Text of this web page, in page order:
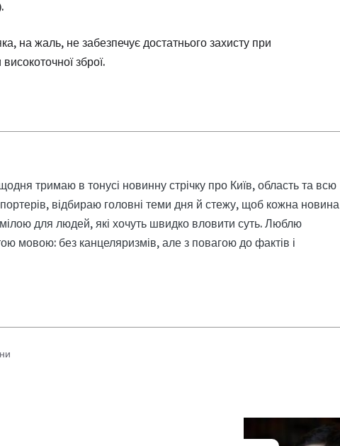
на жаль, не забезпечує достатнього захисту при
зброї.
тримаю в тонусі новинну стрічку про Київ, область та всю
відбираю головні теми дня й стежу, щоб кожна новина
для людей, які хочуть швидко вловити суть. Люблю
мовою: без канцеляризмів, але з повагою до фактів і